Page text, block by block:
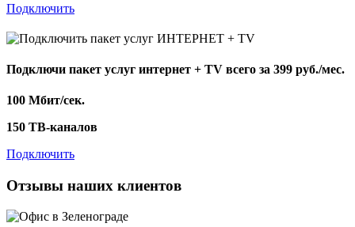
Подключить
Подключи пакет услуг интернет + TV всего за 399 руб./мес.
100 Мбит/сек.
150 ТВ-каналов
Подключить
Отзывы наших клиентов